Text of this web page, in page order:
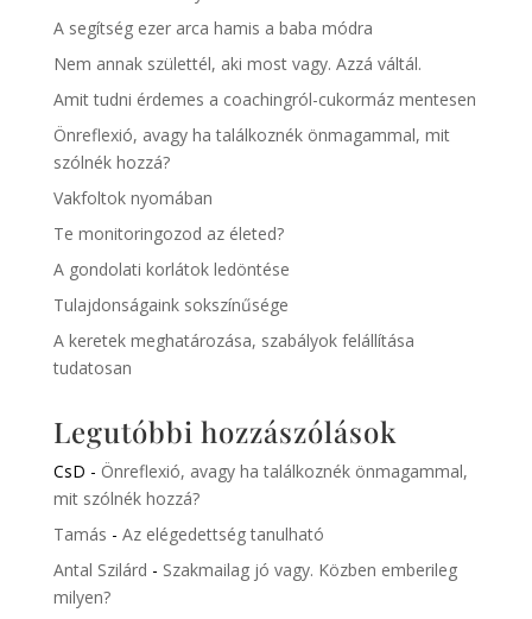
A segítség ezer arca hamis a baba módra
Nem annak születtél, aki most vagy. Azzá váltál.
Amit tudni érdemes a coachingról-cukormáz mentesen
Önreflexió, avagy ha találkoznék önmagammal, mit
szólnék hozzá?
Vakfoltok nyomában
Te monitoringozod az életed?
A gondolati korlátok ledöntése
Tulajdonságaink sokszínűsége
A keretek meghatározása, szabályok felállítása
tudatosan
Legutóbbi hozzászólások
CsD - Önreflexió, avagy ha találkoznék önmagammal,
mit szólnék hozzá?
Tamás - Az elégedettség tanulható
Antal Szilárd - Szakmailag jó vagy. Közben emberileg
milyen?